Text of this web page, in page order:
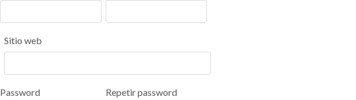
Sitio web
Password Repetir password